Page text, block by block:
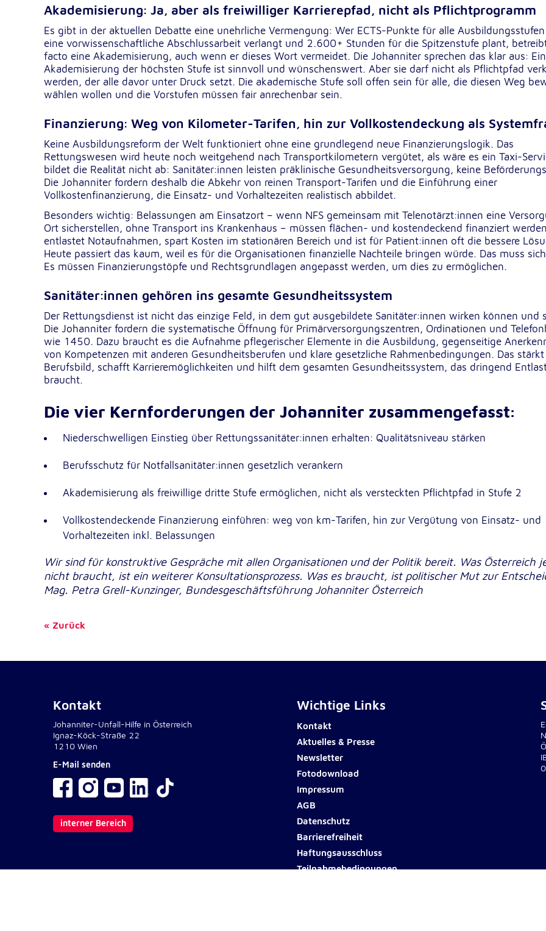
Akademisierung: Ja, aber als freiwilliger Karrierepfad, nicht als Pflichtprogramm
Es gibt in der aktuellen Debatte eine unehrliche Vermengung: Wer ECTS-Punkte für alle
eine vorwissenschaftliche Abschlussarbeit verlangt und 2.600+ Stunden für die Spitzenstufe plant,
facto eine Akademisierung, auch wenn er dieses Wort vermeidet. Die Johanniter sprechen das klar aus:
Akademisierung der höchsten Stufe ist sinnvoll und wünschenswert. Aber sie darf nicht als Pflichtpfad
werden, der alle davor unter Druck setzt. Die akademische Stufe soll offen sein für alle, die diesen Weg
wählen wollen und die Vorstufen müssen fair anrechenbar sein.
Finanzierung: Weg von Kilometer-Tarifen, hin zur Vollkostendeckung als
Keine Ausbildungsreform der Welt funktioniert ohne eine grundlegend neue Finanzierungslogik. Das
Rettungswesen wird heute noch weitgehend nach Transportkilometern vergütet, als wäre es ein Taxi-
bildet die Realität nicht ab: Sanitäter:innen leisten präklinische Gesundheitsversorgung, keine
Die Johanniter fordern deshalb die Abkehr von reinen Transport-Tarifen und die Einführung einer
Vollkostenfinanzierung, die Einsatz- und Vorhaltezeiten realistisch abbildet.
Besonders wichtig: Belassungen am Einsatzort – wenn NFS gemeinsam mit Telenotärzt:innen eine
Ort sicherstellen, ohne Transport ins Krankenhaus – müssen flächen- und kostendeckend finanziert
entlastet Notaufnahmen, spart Kosten im stationären Bereich und ist für Patient:innen oft die bessere
Heute passiert das kaum, weil es für die Organisationen finanzielle Nachteile bringen würde. Das muss
Es müssen Finanzierungstöpfe und Rechtsgrundlagen angepasst werden, um dies zu ermöglichen.
Sanitäter:innen gehören ins gesamte Gesundheitssystem
Der Rettungsdienst ist nicht das einzige Feld, in dem gut ausgebildete Sanitäter:innen wirken können und
Die Johanniter fordern die systematische Öffnung für Primärversorgungszentren, Ordinationen und
wie 1450. Dazu braucht es die Aufnahme pflegerischer Elemente in die Ausbildung, gegenseitige
von Kompetenzen mit anderen Gesundheitsberufen und klare gesetzliche Rahmenbedingungen. Das stärkt
Berufsbild, schafft Karrieremöglichkeiten und hilft dem gesamten Gesundheitssystem, das dringend
braucht.
Die vier Kernforderungen der Johanniter zusammengefasst:
Niederschwelligen Einstieg über Rettungssanitäter:innen erhalten: Qualitätsniveau stärken
Berufsschutz für Notfallsanitäter:innen gesetzlich verankern
Akademisierung als freiwillige dritte Stufe ermöglichen, nicht als versteckten Pflichtpfad in Stufe 2
Vollkostendeckende Finanzierung einführen: weg von km-Tarifen, hin zur Vergütung von Einsatz- und
Vorhaltezeiten inkl. Belassungen
Wir sind für konstruktive Gespräche mit allen Organisationen und der Politik bereit. Was Österreich
nicht braucht, ist ein weiterer Konsultationsprozess. Was es braucht, ist politischer Mut zur
Mag. Petra Grell-Kunzinger, Bundesgeschäftsführung Johanniter Österreich
Zurück
Kontakt
Johanniter-Unfall-Hilfe in Österreich
Ignaz-Köck-Straße 22
1210 Wien
E-Mail senden
interner Bereich
Wichtige Links
Kontakt
Aktuelles & Presse
Newsletter
Fotodownload
Impressum
AGB
Datenschutz
Barrierefreiheit
Haftungsausschluss
Teilnahmebedingungen
YouTube
Anbieter: Google LLC
Zweck: Einbinden und Anzeigen von Videos
Google Maps
Name: NID
Anbieter: Google LLC
Zweck: Einbinden von interaktiven Google Karten
Cookie Laufzeit: 6 Monate